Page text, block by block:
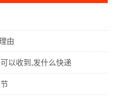
由
以收到,发什么快递